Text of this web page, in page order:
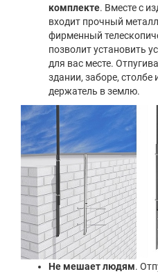
комплекте. Вместе с
входит прочный
фирменный
позволит установить
для вас месте.
здании, заборе, столбе
держатель в землю.
Не мешает людям.